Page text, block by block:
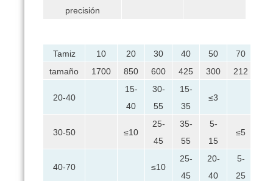
precisión
Tamiz 10 20 30 40 50 70
tamaño
1700 850 600 425 300 212
20-40
15-
40
30-
55
15-
35
≤3
30-50 ≤10
25-
45
35-
55
5-
15
≤5
40-70 ≤10
25-
45
20-
40
5-
25